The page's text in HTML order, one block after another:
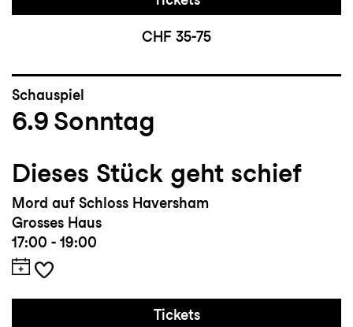
CHF 35-75
Schauspiel
6.9 Sonntag
Dieses Stück geht schief
Mord auf Schloss Haversham
Grosses Haus
17:00 - 19:00
Tickets